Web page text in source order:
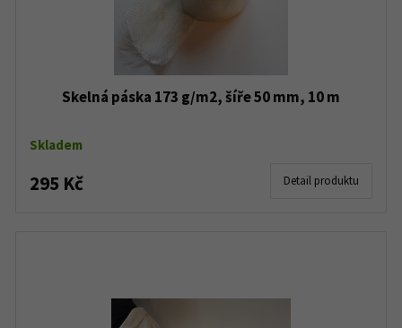
Skelná páska 173 g/m2, šíře 50 mm, 10 m
Skladem
295 Kč Detail produktu